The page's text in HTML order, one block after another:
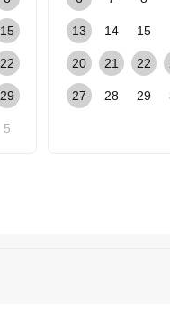
15
22
29
5
13 14 15
20 21 22
27 28 29